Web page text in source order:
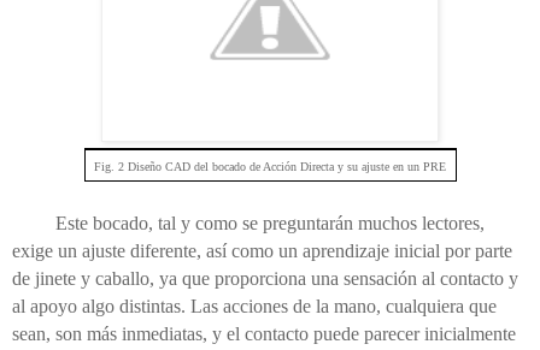
Fig. 2 Diseño CAD del bocado de Acción Directa y su ajuste en un PRE
Este bocado, tal y como se preguntarán muchos lectores,
exige un ajuste diferente, así como un aprendizaje inicial por parte
de jinete y caballo, ya que proporciona una sensación al contacto y
al apoyo algo distintas. Las acciones de la mano, cualquiera que
sean, son más inmediatas, y el contacto puede parecer inicialmente